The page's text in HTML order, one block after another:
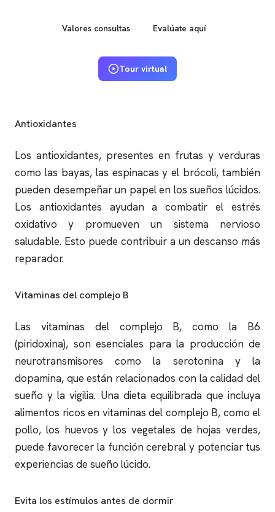
Valores consultas Evalúate aquí
Tour virtual
Antioxidantes
Los antioxidantes, presentes en frutas y verduras
como las bayas, las espinacas y el brócoli, también
pueden desempeñar un papel en los sueños lúcidos.
Los antioxidantes ayudan a combatir el estrés
oxidativo y promueven un sistema nervioso
saludable. Esto puede contribuir a un descanso más
reparador.
Vitaminas del complejo B
Las vitaminas del complejo B, como la B6
(piridoxina), son esenciales para la producción de
neurotransmisores como la serotonina y la
dopamina, que están relacionados con la calidad del
sueño y la vigilia. Una dieta equilibrada que incluya
alimentos ricos en vitaminas del complejo B, como el
pollo, los huevos y los vegetales de hojas verdes,
puede favorecer la función cerebral y potenciar tus
experiencias de sueño lúcido.
Evita los estímulos antes de dormir